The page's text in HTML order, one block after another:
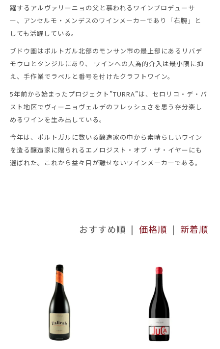
躍するアルヴァリーニョの父と慕われるワインプロデューサ
ー、アンセルモ・メンデスのワインメーカーであり「右腕」と
しても活躍している。
ブドウ園はポルトガル北部のモンサン市の最上部にあるリバデ
モウロとタンジルにあり、 ワインへの人為的介入は最小限に抑
え、手作業でラベルと番号を付けたクラフトワイン。
5年前から始まったプロジェクト”TURRA”は、セロリコ・デ・バ
スト地区でヴィーニョヴェルデのフレッシュさを思う存分楽し
めるワインを生み出している。
今年は、ポルトガルに数いる醸造家の中から素晴らしいワイン
を造る醸造家に贈られるエノロジスト・オブ・ザ・イヤーにも
選ばれた。これから益々目が離せないワインメーカーである。
おすすめ順 | 価格順 | 新着順